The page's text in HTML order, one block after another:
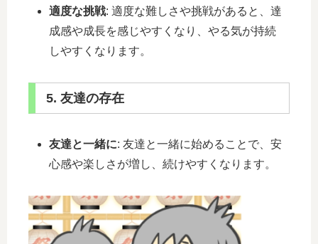
適度な挑戦: 適度な難しさや挑戦があると、達
成感や成長を感じやすくなり、やる気が持続
しやすくなります。
5. 友達の存在
友達と一緒に: 友達と一緒に始めることで、安
心感や楽しさが増し、続けやすくなります。